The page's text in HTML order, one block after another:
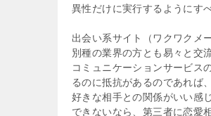
異性だけに実行するようにす
出会い系サイト（ワクワクメ
別種の業界の方とも易々と交
コミュニケーションサービス
るのに抵抗があるのであれば
好きな相手との関係がいい感
できないなら、第三者に恋愛